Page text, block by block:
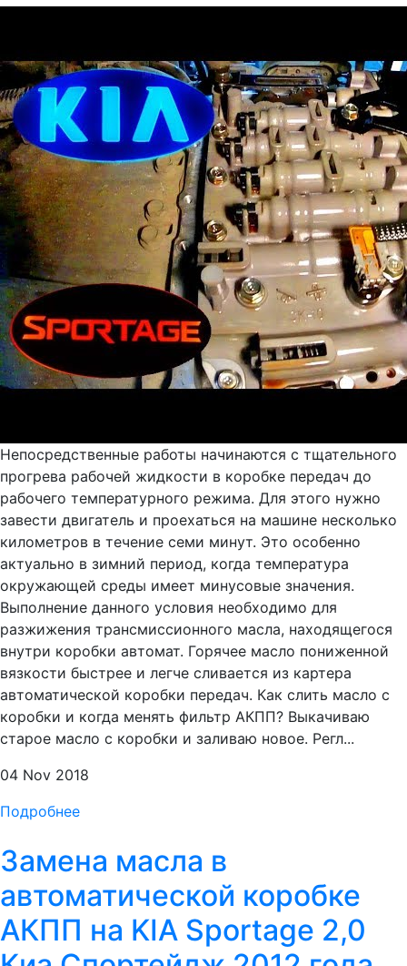
Непосредственные работы начинаются с тщательного
прогрева рабочей жидкости в коробке передач до
рабочего температурного режима. Для этого нужно
завести двигатель и проехаться на машине несколько
километров в течение семи минут. Это особенно
актуально в зимний период, когда температура
окружающей среды имеет минусовые значения.
Выполнение данного условия необходимо для
разжижения трансмиссионного масла, находящегося
внутри коробки автомат. Горячее масло пониженной
вязкости быстрее и легче сливается из картера
автоматической коробки передач. Как слить масло с
коробки и когда менять фильтр АКПП? Выкачиваю
старое масло с коробки и заливаю новое. Регл...
04 Nov 2018
Подробнее
Замена масла в
автоматической коробке
АКПП на KIA Sportage 2,0